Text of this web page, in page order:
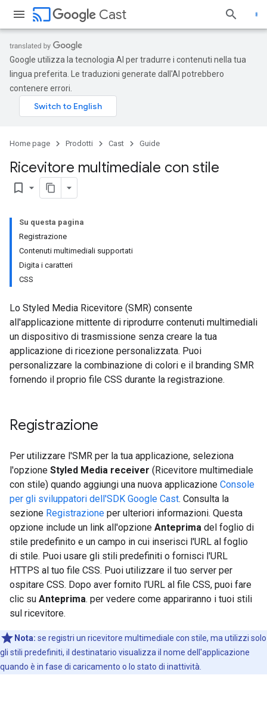
cast Cast
Google utilizza la tecnologia AI per tradurre i contenuti nella tua
lingua preferita. Le traduzioni generate dall'AI potrebbero
contenere errori.
Home page Prodotti Cast Guide
Ricevitore multimediale con stile
bookmark_border
Su questa pagina
Registrazione
Contenuti multimediali supportati
Digita i caratteri
CSS
Lo Styled Media Ricevitore (SMR) consente
all'applicazione mittente di riprodurre contenuti multimediali
un dispositivo di trasmissione senza creare la tua
applicazione di ricezione personalizzata. Puoi
personalizzare la combinazione di colori e il branding SMR
fornendo il proprio file CSS durante la registrazione.
Registrazione
Per utilizzare l'SMR per la tua applicazione, seleziona
l'opzione Styled Media receiver (Ricevitore multimediale
con stile) quando aggiungi una nuova applicazione Console
per gli sviluppatori dell'SDK Google Cast. Consulta la
sezione Registrazione per ulteriori informazioni. Questa
opzione include un link all'opzione Anteprima del foglio di
stile predefinito e un campo in cui inserisci l'URL al foglio
di stile. Puoi usare gli stili predefiniti o fornisci l'URL
HTTPS al tuo file CSS. Puoi utilizzare il tuo server per
ospitare CSS. Dopo aver fornito l'URL al file CSS, puoi fare
clic su Anteprima. per vedere come appariranno i tuoi stili
sul ricevitore.
Nota: se registri un ricevitore multimediale con stile, ma utilizzi solo
gli stili predefiniti, il destinatario visualizza il nome dell'applicazione
quando è in fase di caricamento o lo stato di inattività.